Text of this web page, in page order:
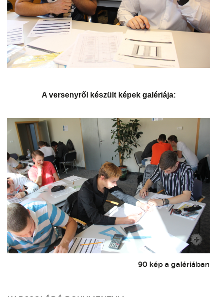
A versenyről készült képek galériája:
90 kép a galériában